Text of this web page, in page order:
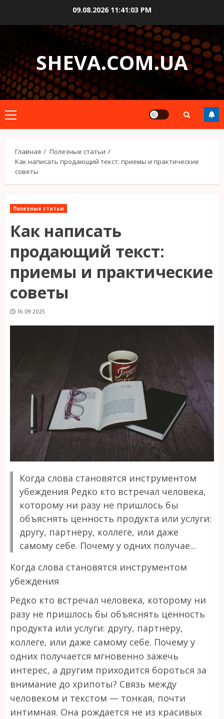
содержимому
09.08.2026 11:41:04 PM
SHEVA.COM.UA
Основное
меню
Главная
Полезные статьи
Как написать продающий текст: приемы и практические
советы
Полезные статьи
Как написать
продающий текст:
приемы и практические
советы
16.09.2025
Когда слова становятся инструментом
убеждения Редко кто встречал человека,
которому ни разу не пришлось бы
объяснять ценность продукта или услуги:
другу, партнеру, коллеге, или даже
самому себе. Почему у одних получае...
Когда слова становятся инструментом
убеждения
Редко кто встречал человека, которому ни
разу не пришлось бы объяснять ценность
продукта или услуги: другу, партнеру,
коллеге, или даже самому себе. Почему у
одних получается мгновенно зажечь
интерес, а другим приходится бороться за
внимание до хрипоты? Связь между
человеком и текстом — тонкая, почти
интимная. Она рождается не из красивых